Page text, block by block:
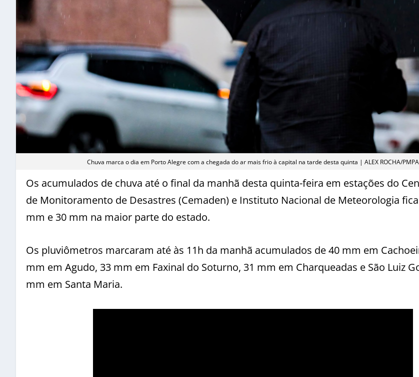
Chuva marca o dia em Porto Alegre com a chegada do ar mais frio à capital na tarde desta quinta | ALEX ROCHA/PMPA
Os acumulados de chuva até o final da manhã desta quinta-feira em estações do
de Monitoramento de Desastres (Cemaden) e Instituto Nacional de Meteorologia
mm e 30 mm na maior parte do estado.
Os pluviômetros marcaram até às 11h da manhã acumulados de 40 mm em
mm em Agudo, 33 mm em Faxinal do Soturno, 31 mm em Charqueadas e São Luiz
mm em Santa Maria.